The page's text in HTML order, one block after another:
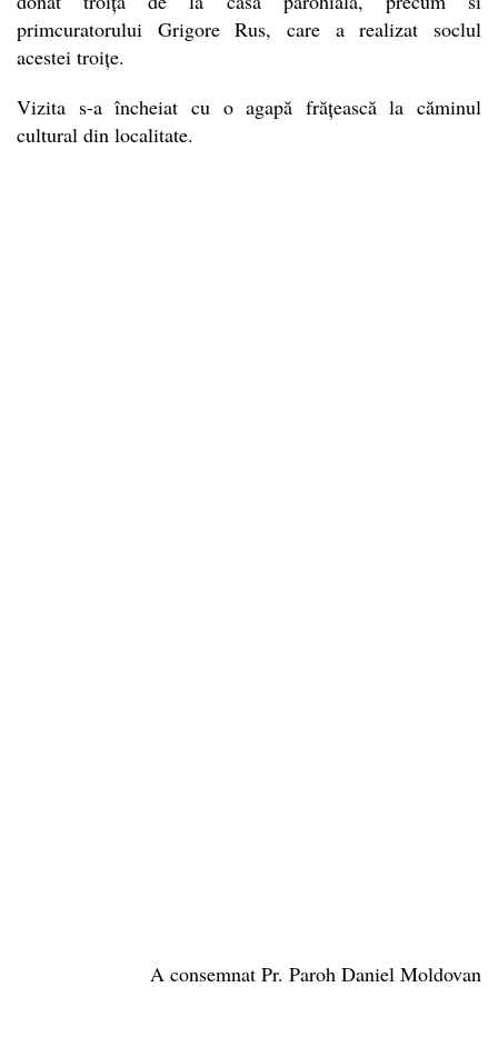
primcuratorului Grigore Rus, care a realizat soclul
acestei troițe.
Vizita s-a încheiat cu o agapă frățească la căminul
cultural din localitate.
A consemnat Pr. Paroh Daniel Moldovan